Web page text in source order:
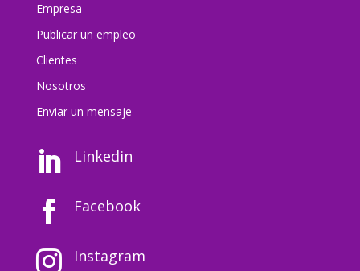
Empresa
Publicar un empleo
Clientes
Nosotros
Enviar un mensaje
 Linkedin
 Facebook
 Instagram